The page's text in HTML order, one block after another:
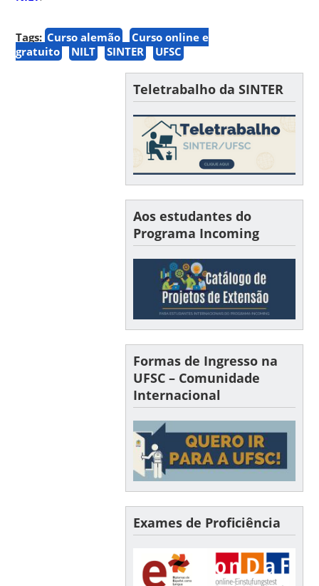
Tags: Curso alemão
Curso online e
gratuito
NILT SINTER UFSC
Teletrabalho da SINTER
Aos estudantes do
Programa Incoming
Formas de Ingresso na
UFSC – Comunidade
Internacional
Exames de Proficiência